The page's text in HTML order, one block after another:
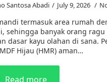
Santosa Abadi July 9, 2026
termasuk area rumah
sehingga banyak orang
dasar kayu olahan di sana.
Hijau (HMR) aman…
Read more